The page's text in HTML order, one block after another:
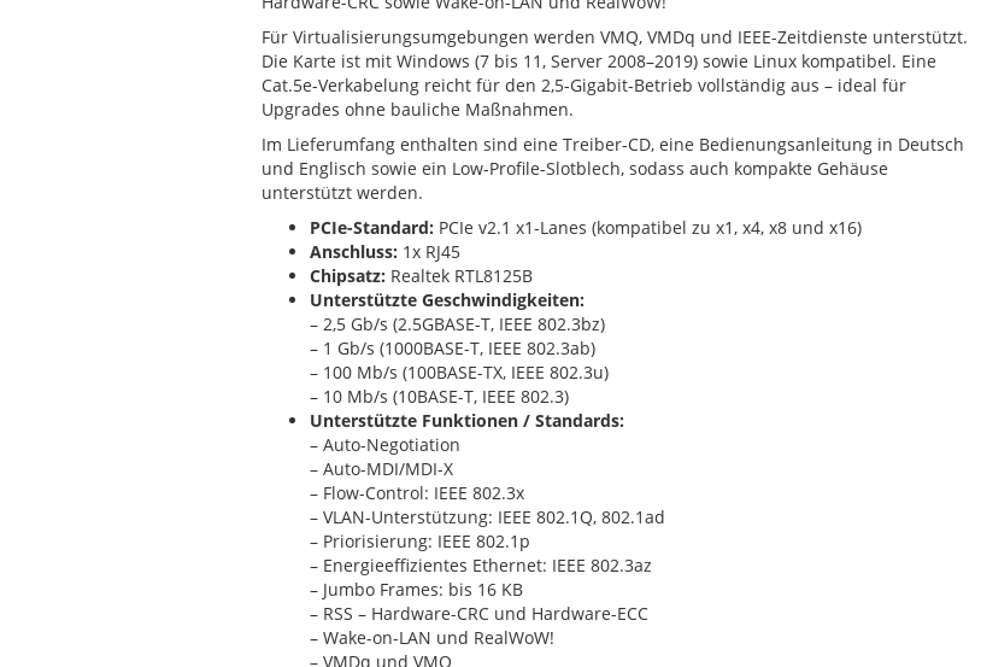
Für Virtualisierungsumgebungen werden VMQ, VMDq und IEEE-Zeitdienste unterstützt.
Die Karte ist mit Windows (7 bis 11, Server 2008–2019) sowie Linux kompatibel. Eine
Cat.5e-Verkabelung reicht für den 2,5-Gigabit-Betrieb vollständig aus – ideal für
Upgrades ohne bauliche Maßnahmen.
Im Lieferumfang enthalten sind eine Treiber-CD, eine Bedienungsanleitung in Deutsch
und Englisch sowie ein Low-Profile-Slotblech, sodass auch kompakte Gehäuse
unterstützt werden.
PCIe-Standard: PCIe v2.1 x1-Lanes (kompatibel zu x1, x4, x8 und x16)
Anschluss: 1x RJ45
Chipsatz: Realtek RTL8125B
Unterstützte Geschwindigkeiten:
– 2,5 Gb/s (2.5GBASE-T, IEEE 802.3bz)
– 1 Gb/s (1000BASE-T, IEEE 802.3ab)
– 100 Mb/s (100BASE-TX, IEEE 802.3u)
– 10 Mb/s (10BASE-T, IEEE 802.3)
Unterstützte Funktionen / Standards:
– Auto-Negotiation
– Auto-MDI/MDI-X
– Flow-Control: IEEE 802.3x
– VLAN-Unterstützung: IEEE 802.1Q, 802.1ad
– Priorisierung: IEEE 802.1p
– Energieeffizientes Ethernet: IEEE 802.3az
– Jumbo Frames: bis 16 KB
– RSS – Hardware-CRC und Hardware-ECC
– Wake-on-LAN und RealWoW!
– VMDq und VMQ